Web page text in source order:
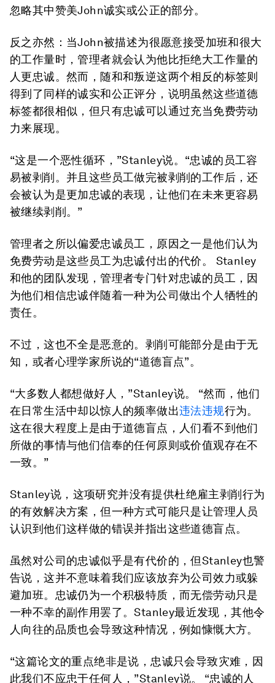
忽略其中赞美John诚实或公正的部分。
反之亦然：当John被描述为很愿意接受加班和很大
的工作量时，管理者就会认为他比拒绝大工作量的
人更忠诚。然而，随和和叛逆这两个相反的标签则
得到了同样的诚实和公正评分，说明虽然这些道德
标签都很相似，但只有忠诚可以通过充当免费劳动
力来展现。
“这是一个恶性循环，”Stanley说。“忠诚的员工容
易被剥削。并且这些员工做完被剥削的工作后，还
会被认为是更加忠诚的表现，让他们在未来更容易
被继续剥削。”
管理者之所以偏爱忠诚员工，原因之一是他们认为
免费劳动是这些员工为忠诚付出的代价。 Stanley
和他的团队发现，管理者专门针对忠诚的员工，因
为他们相信忠诚伴随着一种为公司做出个人牺牲的
责任。
不过，这也不全是恶意的。剥削可能部分是由于无
知，或者心理学家所说的“道德盲点”。
“大多数人都想做好人，”Stanley说。 “然而，他们
在日常生活中却以惊人的频率做出违法违规行为。
这在很大程度上是由于道德盲点，人们看不到他们
所做的事情与他们信奉的任何原则或价值观存在不
一致。”
Stanley说，这项研究并没有提供杜绝雇主剥削行为
的有效解决方案，但一种方式可能只是让管理人员
认识到他们这样做的错误并指出这些道德盲点。
虽然对公司的忠诚似乎是有代价的，但Stanley也警
告说，这并不意味着我们应该放弃为公司效力或躲
避加班。忠诚仍为一个积极特质，而无偿劳动只是
一种不幸的副作用罢了。Stanley最近发现，其他令
人向往的品质也会导致这种情况，例如慷慨大方。
“这篇论文的重点绝非是说，忠诚只会导致灾难，因
此我们不应忠于任何人，”Stanley说。 “忠诚的人